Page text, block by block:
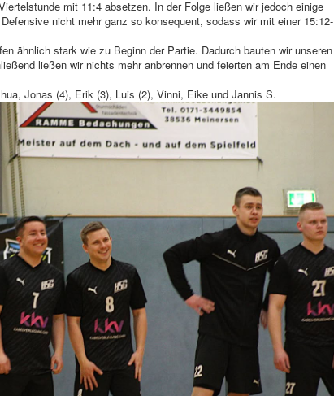
mit 11:4 absetzen. In der Folge ließen wir jedoch einige
nicht mehr ganz so konsequent, sodass wir mit einer 15:12-
ähnlich stark wie zu Beginn der Partie. Dadurch bauten wir unseren
ließen wir nichts mehr anbrennen und feierten am Ende einen
Jonas (4), Erik (3), Luis (2), Vinni, Eike und Jannis S.